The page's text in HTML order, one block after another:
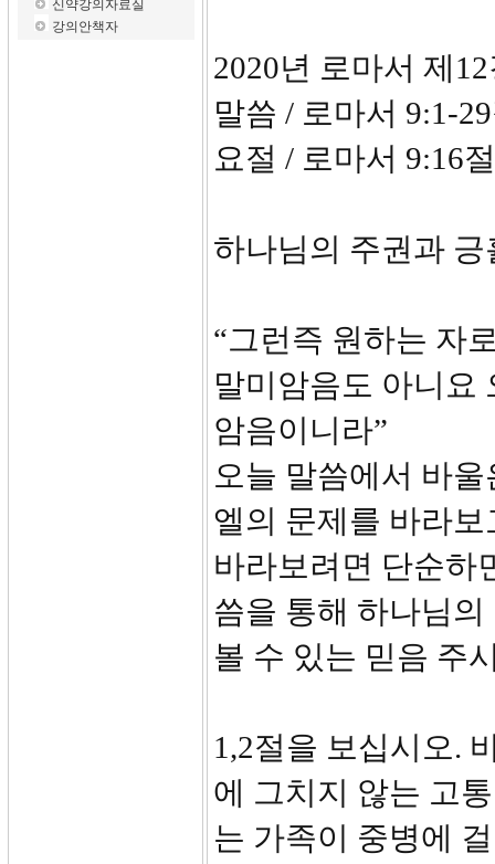
신약강의자료실
강의안책자
2020년 로마서 제
말씀 / 로마서 9:1-
요절 / 로마서 9:16절
하나님의 주권과 긍
“그런즉 원하는 자
말미암음도 아니요
암음이니라”
오늘 말씀에서 바
엘의 문제를 바라
바라보려면 단순하
씀을 통해 하나님
볼 수 있는 믿음 주
1,2절을 보십시오.
에 그치지 않는 고
는 가족이 중병에